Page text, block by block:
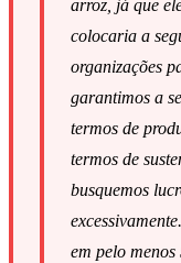
arroz, já que
colocaria a
organizações
garantimos a
termos de
termos de
busquemos
em pelo